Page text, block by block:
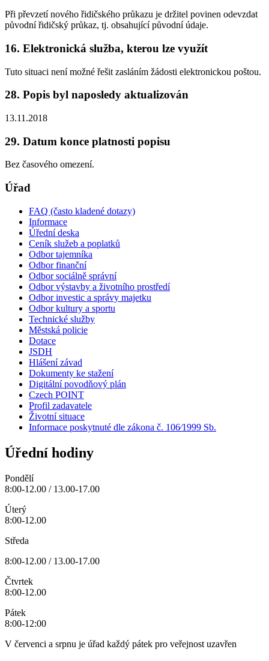
Při převzetí nového řidičského průkazu je držitel povinen odevzdat
původní řidičský průkaz, tj. obsahující původní údaje.
16. Elektronická služba, kterou lze využít
Tuto situaci není možné řešit zasláním žádosti elektronickou poštou.
28. Popis byl naposledy aktualizován
13.11.2018
29. Datum konce platnosti popisu
Bez časového omezení.
Úřad
FAQ (často kladené dotazy)
Informace
Úřední deska
Ceník služeb a poplatků
Odbor tajemníka
Odbor finanční
Odbor sociálně správní
Odbor výstavby a životního prostředí
Odbor investic a správy majetku
Odbor kultury a sportu
Technické služby
Městská policie
Dotace
JSDH
Hlášení závad
Dokumenty ke stažení
Digitální povodňový plán
Czech POINT
Profil zadavatele
Životní situace
Informace poskytnuté dle zákona č. 106⁄1999 Sb.
Úřední hodiny
Pondělí
8:00-12.00 / 13.00-17.00
Úterý
8:00-12.00
Středa
8:00-12.00 / 13.00-17.00
Čtvrtek
8:00-12.00
Pátek
8:00-12:00
V červenci a srpnu je úřad každý pátek pro veřejnost uzavřen